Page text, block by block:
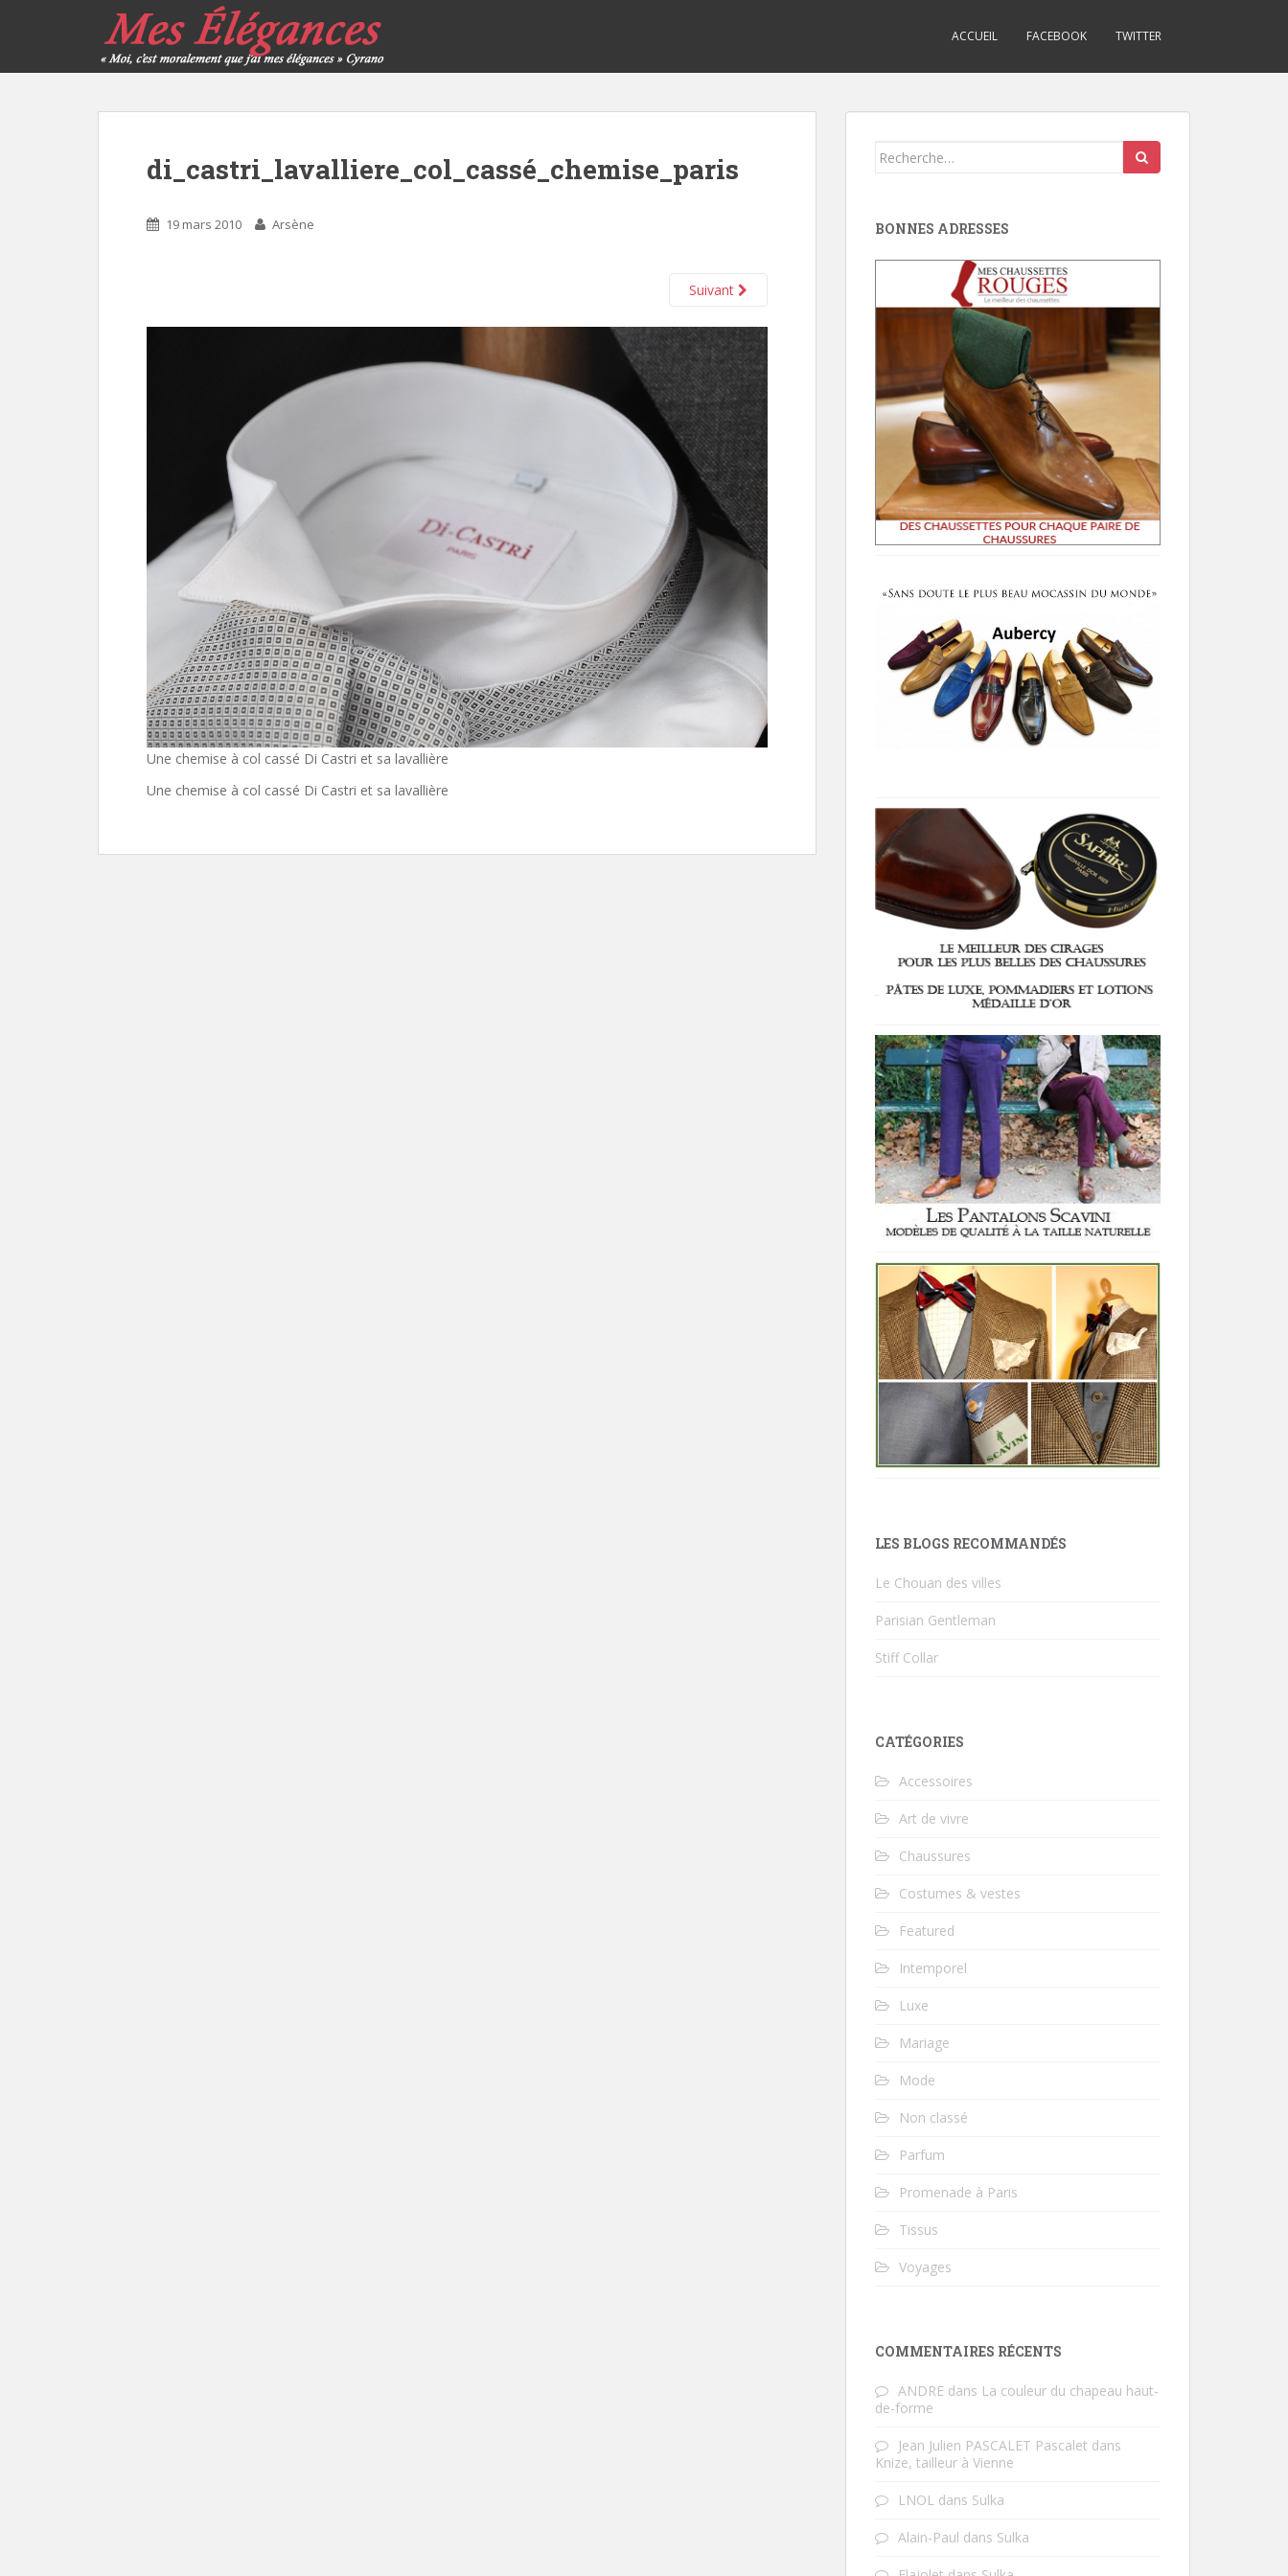
ACCUEIL FACEBOOK TWITTER
di_castri_lavalliere_col_cassé_chemise_paris
19 mars 2010 Arsène
Suivant
Une chemise à col cassé Di Castri et sa lavallière
Une chemise à col cassé Di Castri et sa lavallière
Search
BONNES ADRESSES
LES BLOGS RECOMMANDÉS
Le Chouan des villes
Parisian Gentleman
Stiff Collar
CATÉGORIES
Accessoires
Art de vivre
Chaussures
Costumes & vestes
Featured
Intemporel
Luxe
Mariage
Mode
Non classé
Parfum
Promenade à Paris
Tissus
Voyages
COMMENTAIRES RÉCENTS
ANDRE dans La couleur du chapeau haut-
de-forme
Jean Julien PASCALET Pascalet dans
Knize, tailleur à Vienne
LNOL dans Sulka
Alain-Paul dans Sulka